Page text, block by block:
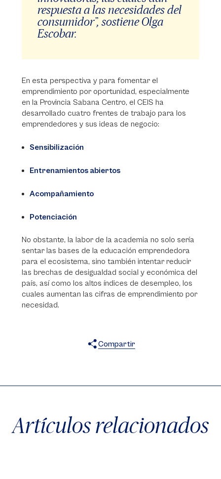
respuesta a las necesidades del
consumidor”, sostiene Olga
Escobar.
En esta perspectiva y para fomentar el
emprendimiento por oportunidad, especialmente
en la Provincia Sabana Centro, el CEIS ha
desarrollado cuatro frentes de trabajo para los
emprendedores y sus ideas de negocio:
Sensibilización
Entrenamientos abiertos
Acompañamiento
Potenciación
No obstante, la labor de la academia no solo sería
sentar las bases de la educación emprendedora
para el ecosistema, sino también intentar reducir
las brechas de desigualdad social y económica del
país, así como los altos índices de desempleo, los
cuales aumentan las cifras de emprendimiento por
necesidad.
Compartir
Artículos relacionados